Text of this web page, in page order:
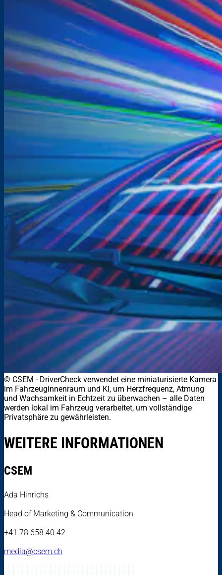
© CSEM - DriverCheck verwendet eine miniaturisierte Kamera
im Fahrzeuginnenraum und KI, um Herzfrequenz, Atmung
und Wachsamkeit in Echtzeit zu überwachen – alle Daten
werden lokal im Fahrzeug verarbeitet, um vollständige
Privatsphäre zu gewährleisten.
WEITERE INFORMATIONEN
CSEM
Ada Hinrichs
Head of Marketing & Communication
+41 78 658 40 42
media@csem.ch